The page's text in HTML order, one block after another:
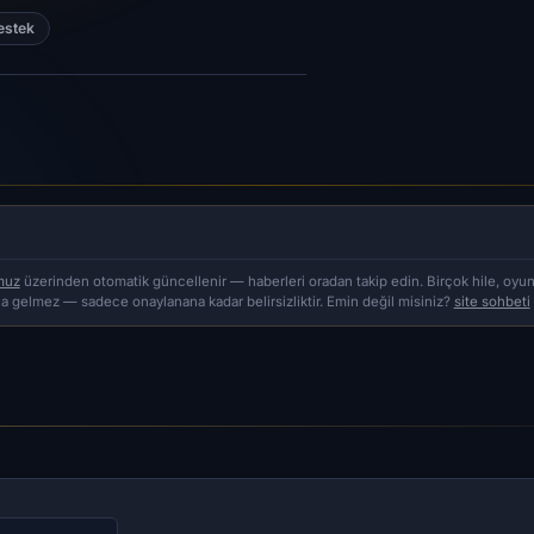
üzerinden otomatik güncellenir — haberleri oradan takip edin. Birçok hile,
gelmez — sadece onaylanana kadar belirsizliktir. Emin değil misiniz? site sohbeti